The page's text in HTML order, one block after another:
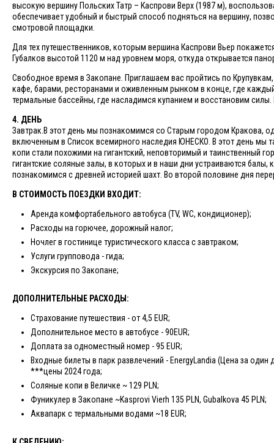
высокую вершину Польских Татр – Каспрови Верх (1987 м),
обеспечивает удобный и быстрый способ подняться на вершину,
смотровой площадки.
Для тех путешественников, которым вершина Каспрови Вьер
Губалков высотой 1120 м над уровнем моря, откуда открывается
Свободное время в Закопане. Приглашаем вас пройтись по
кафе, барами, ресторанами и оживленным рынком в конце, где
термальные бассейны, где насладимся купанием и восстановим силы.
4. ДЕНЬ
Завтрак.В этот день мы познакомимся со Старым городом Кракова,
включенным в Список всемирного наследия ЮНЕСКО. В этот день мы
копи стали похожими на гигантский, неповторимый и таинственный
гигантские соляные залы, в которых и в наши дни устраиваются
познакомимся с древней историей шахт. Во второй половине дня
В СТОИМОСТЬ ПОЕЗДКИ ВХОДИТ:
Аренда комфортабельного автобуса (TV, WC, кондиционер);
Расходы на горючее, дорожный налог;
Ночлег в гостинице туристического класса с завтраком;
Услуги групповода - гида;
Экскурсия по Закопане;
ДОПОЛНИТЕЛЬНЫЕ РАСХОДЫ:
Страхование путешествия - от 4,5 EUR;
Дополнительное место в автобусе - 90EUR;
Доплата за одноместный номер - 95 EUR;
Входные билеты в парк развлечений - EnergyLandia (Цена за
***цены 2024 года;
Соляные копи в Величке ~ 129 PLN;
Фуникулер в Закопане ~Kasprovi Vierh 135 PLN, Gubalkova 45 PLN;
Аквапарк с термальными водами ~18 EUR;